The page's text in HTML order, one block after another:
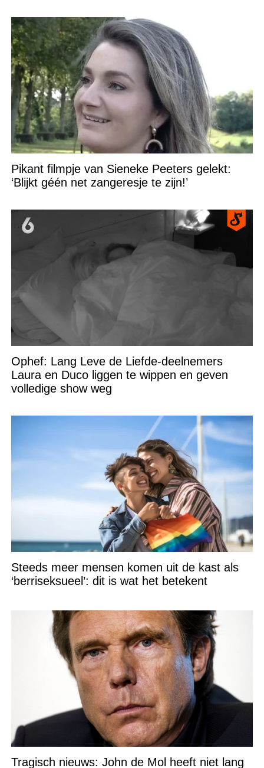
Pikant filmpje van Sieneke Peeters gelekt:
‘Blijkt géén net zangeresje te zijn!’
Ophef: Lang Leve de Liefde-deelnemers
Laura en Duco liggen te wippen en geven
volledige show weg
Steeds meer mensen komen uit de kast als
‘berriseksueel’: dit is wat het betekent
Tragisch nieuws: John de Mol heeft niet lang